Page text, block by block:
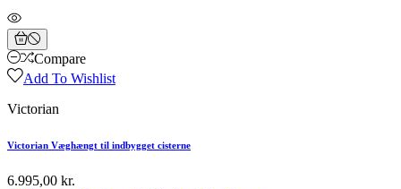
Compare
Add To Wishlist
Victorian
Victorian Væghængt til indbygget cisterne
6.995,00 kr.